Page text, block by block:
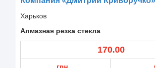
Харьков
Алмазная резка стекла
170.00
грн